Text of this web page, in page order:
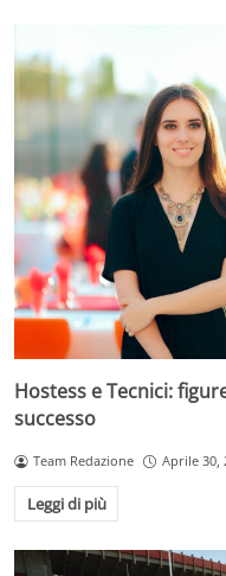
Hostess e Tecnici:
successo
Team Redazione Aprile 30,
Leggi di più